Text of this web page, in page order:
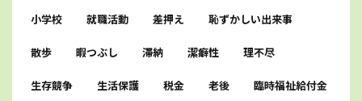
小学校 就職活動 差押え 恥ずかしい出来事
散歩 暇つぶし 滞納 潔癖性 理不尽
生存競争 生活保護 税金 老後 臨時福祉給付金